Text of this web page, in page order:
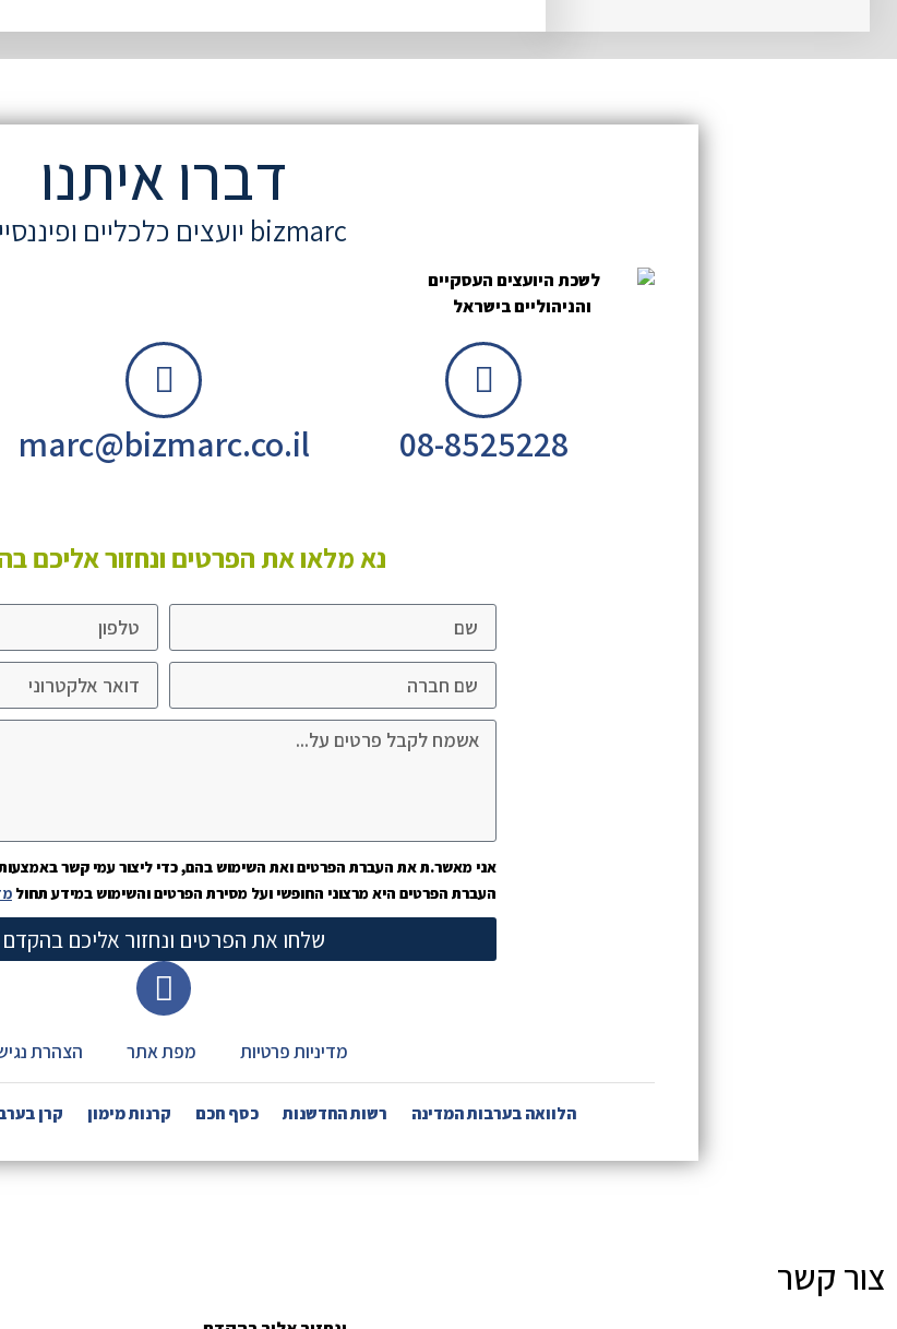
דברו איתנו
bizmarc יועצים כלכליים ופיננסיים
08-8525228
marc@bizmarc.co.il
נא מלאו את הפרטים ונחזור אליכם
אני מאשר.ת את העברת הפרטים ואת השימוש בהם, כדי ליצור עמי קשר באמצעות
העברת הפרטים היא מרצוני החופשי ועל מסירת הפרטים והשימוש במידע תחול
שלחו את הפרטים ונחזור אליכם בהקדם
מדיניות פרטיות מפת אתר הצהרת
הלוואה בערבות המדינה רשות החדשנות כסף חכם קרנות מימון קרן
צור קשר